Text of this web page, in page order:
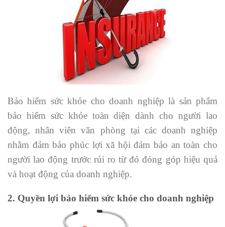
Bảo hiểm sức khỏe cho doanh nghiệp là sản phẩm
bảo hiểm sức khỏe toàn diện dành cho người lao
động, nhân viên văn phòng tại các doanh nghiệp
nhằm đảm bảo phúc lợi xã hội đảm bảo an toàn cho
người lao động trước rủi ro từ đó đóng góp hiệu quả
và hoạt động của doanh nghiệp.
2. Quyền lợi bảo hiểm sức khỏe cho doanh nghiệp